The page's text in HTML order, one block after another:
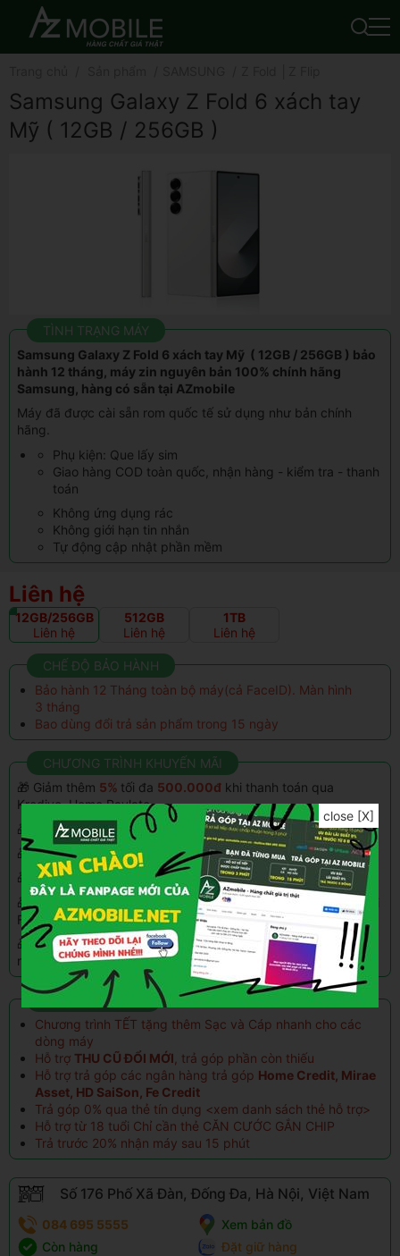
Samsung Galaxy Z Fold 6 xách tay
Mỹ ( 12GB / 256GB )
TÌNH TRẠNG MÁY
Samsung Galaxy Z Fold 6 xách tay Mỹ ( 12GB / 256GB ) bảo
hành 12 tháng, máy zin nguyên bản 100% chính hãng
Samsung, hàng có sẵn tại AZmobile
Máy đã được cài sẵn rom quốc tế sử dụng như bản chính
hãng.
Phụ kiện: Que lấy sim
Giao hàng COD toàn quốc, nhận hàng - kiểm tra - thanh
toán
Không ứng dụng rác
Không giới hạn tin nhắn
Tự động cập nhật phần mềm
Liên hệ
12GB/256GB
Liên hệ
512GB
Liên hệ
1TB
Liên hệ
CHẾ ĐỘ BẢO HÀNH
Bảo hành 12 Tháng toàn bộ máy(cả FaceID). Màn hình
3 tháng
Bao dùng đổi trả sản phẩm trong 15 ngày
CHƯƠNG TRÌNH KHUYẾN MÃI
🎁 Giảm thêm 5% tối đa 500.000đ khi thanh toán qua
Kredivo, Home Paylate
🎁 Giảm 100k - 500k khi mua hàng vàongày sinh nhật
🎁 Trả góp 0%qua thẻ tín dụng(hỗ trợ đến 24 ngân hàng)
🎁 Tặng quà tích điểm 1% đổi với khách hàng thân quen
🎁 Giảm 100K khi ship xavà đặt hàng chuyển khoản trướctại
Fanpage
🎁 Giảm thêm30% khi mua phụ kiện kèm theo(Củ sạc, Tai
nghe, Dán MH,Sạc DP...)
ƯU ĐÃI TRẢ GÓP
Chương trình TẾT tặng thêm Sạc và Cáp nhanh cho các
dòng máy
Hỗ trợ THU CŨ ĐỔI MỚI , trả góp phần còn thiếu
Hỗ trợ trả góp các ngân hàng trả góp Home Credit, Mirae
Asset, HD SaiSon, Fe Credit
Trả góp 0% qua thẻ tín dụng <xem danh sách thẻ hỗ trợ>
Hỗ trợ từ 18 tuổi Chỉ cần thẻ CĂN CƯỚC GẮN CHIP
Trả trước 20% nhận máy sau 15 phút
Số 176 Phố Xã Đàn, Đống Đa, Hà Nội, Việt Nam
084 695 5555
Xem bản đồ
Còn hàng
Đặt giữ hàng
close [X]